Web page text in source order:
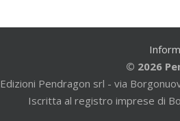
© 2026
Edizioni Pendragon srl - via
Iscritta al registro imprese di